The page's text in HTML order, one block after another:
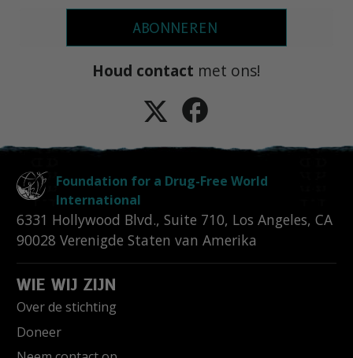
ABONNEREN
Houd contact met ons!
Foundation for a Drug-Free World
International
6331 Hollywood Blvd., Suite 710, Los Angeles, CA
90028 Verenigde Staten van Amerika
WIE WIJ ZIJN
Over de stichting
Doneer